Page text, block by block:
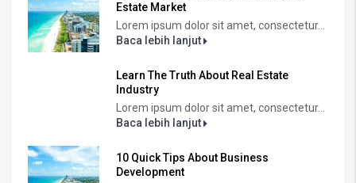
Estate Market
Lorem ipsum dolor sit amet, consectetur...
Baca lebih lanjut
Learn The Truth About Real Estate
Industry
Lorem ipsum dolor sit amet, consectetur...
Baca lebih lanjut
10 Quick Tips About Business
Development